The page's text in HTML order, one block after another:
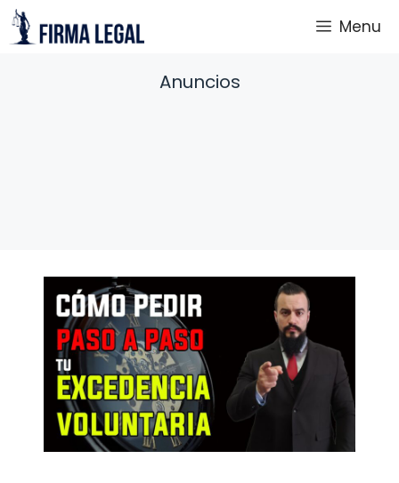
Saltar
al
Menu
Anuncios